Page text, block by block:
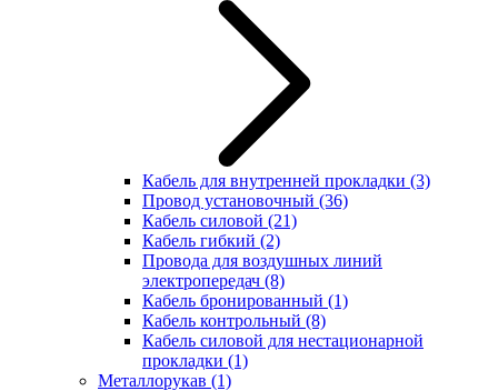
Кабель для внутренней прокладки (3)
Провод установочный (36)
Кабель силовой (21)
Кабель гибкий (2)
Провода для воздушных линий
электропередач (8)
Кабель бронированный (1)
Кабель контрольный (8)
Кабель силовой для нестационарной
прокладки (1)
Металлорукав (1)